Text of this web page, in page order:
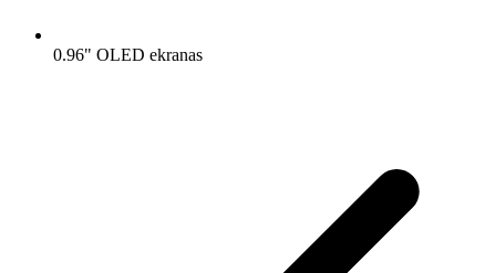
0.96" OLED ekranas